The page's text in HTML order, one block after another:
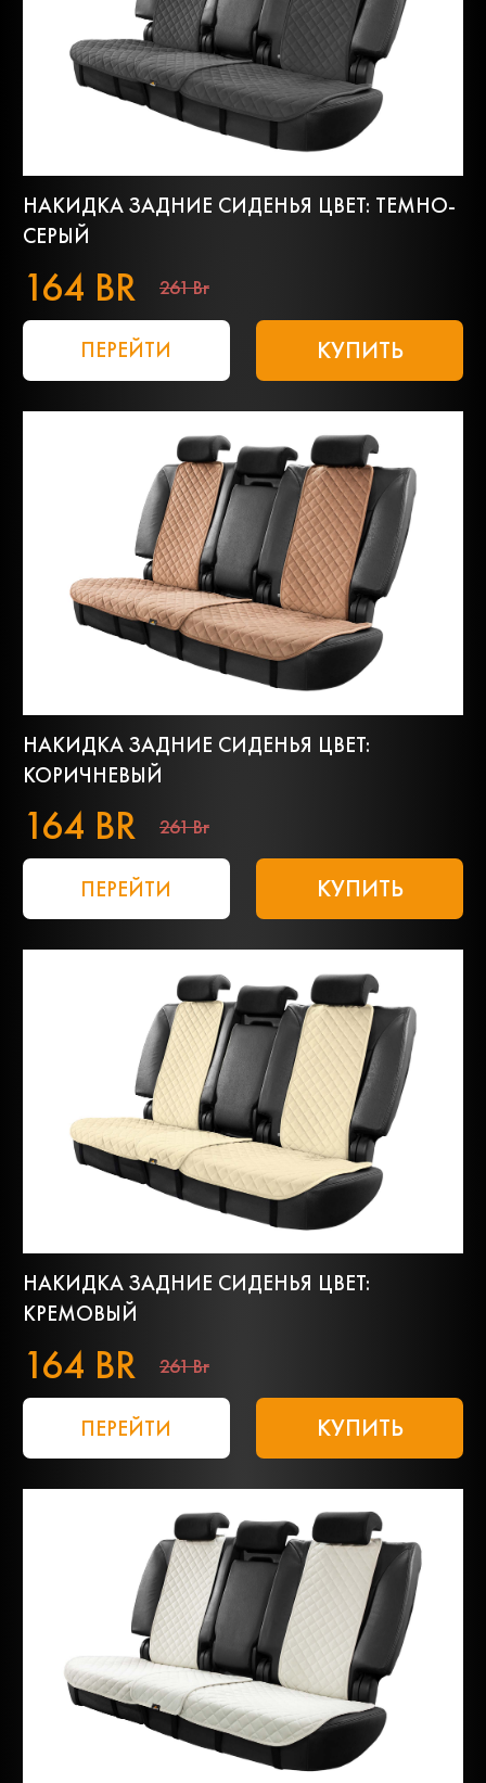
НАКИДКА ЗАДНИЕ СИДЕНЬЯ ЦВЕТ: ТЕМНО-
СЕРЫЙ
164 BR 261 Br
ПЕРЕЙТИ КУПИТЬ
НАКИДКА ЗАДНИЕ СИДЕНЬЯ ЦВЕТ:
КОРИЧНЕВЫЙ
164 BR 261 Br
ПЕРЕЙТИ КУПИТЬ
НАКИДКА ЗАДНИЕ СИДЕНЬЯ ЦВЕТ:
КРЕМОВЫЙ
164 BR 261 Br
ПЕРЕЙТИ КУПИТЬ